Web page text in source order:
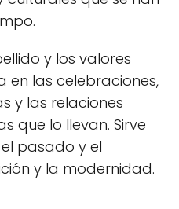
y los valores
en las celebraciones,
y las relaciones
que lo llevan. Sirve
pasado y el
y la modernidad.